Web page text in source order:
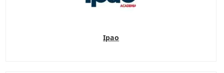
Ipao